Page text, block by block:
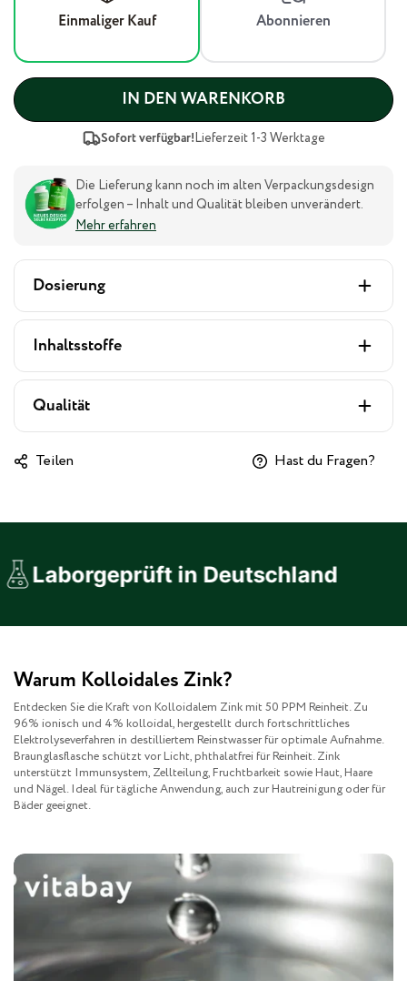
Einmaliger Kauf Abonnieren
IN DEN WARENKORB
Sofort verfügbar!Lieferzeit 1-3 Werktage
Die Lieferung kann noch im alten Verpackungsdesign
erfolgen – Inhalt und Qualität bleiben unverändert.
Mehr erfahren
Dosierung
Inhaltsstoffe
Qualität
Teilen Hast du Fragen?
in Deutschland
Warum Kolloidales Zink?
Entdecken Sie die Kraft von Kolloidalem Zink mit 50 PPM Reinheit. Zu
96% ionisch und 4% kolloidal, hergestellt durch fortschrittliches
Elektrolyseverfahren in destilliertem Reinstwasser für optimale Aufnahme.
Braunglasflasche schützt vor Licht, phthalatfrei für Reinheit. Zink
unterstützt Immunsystem, Zellteilung, Fruchtbarkeit sowie Haut, Haare
und Nägel. Ideal für tägliche Anwendung, auch zur Hautreinigung oder für
Bäder geeignet.